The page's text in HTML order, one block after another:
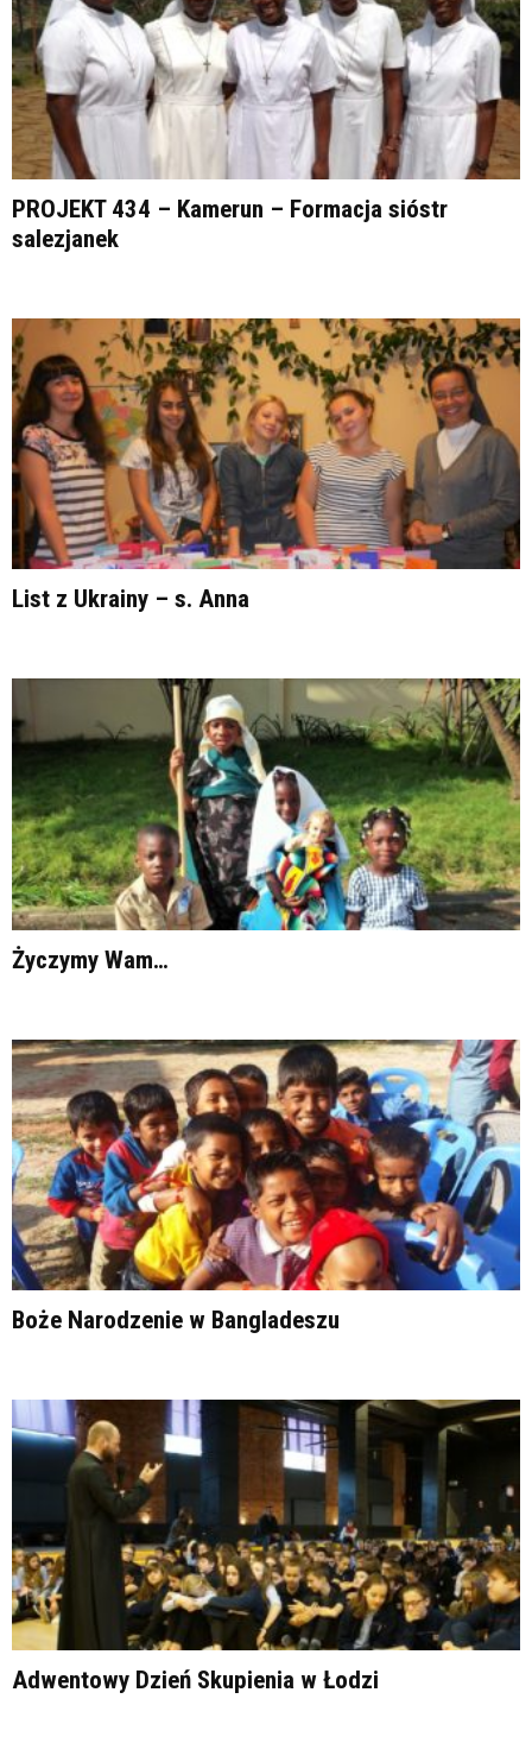
PROJEKT 434 – Kamerun – Formacja sióstr
salezjanek
List z Ukrainy – s. Anna
Życzymy Wam…
Boże Narodzenie w Bangladeszu
Adwentowy Dzień Skupienia w Łodzi